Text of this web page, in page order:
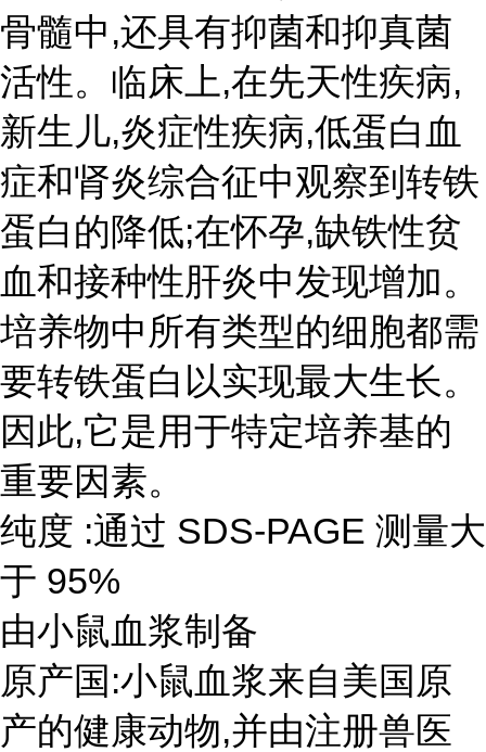
骨髓中,还具有抑菌和抑真菌
活性。临床上,在先天性疾病,
新生儿,炎症性疾病,低蛋白血
症和肾炎综合征中观察到转铁
蛋白的降低;在怀孕,缺铁性贫
血和接种性肝炎中发现增加。
培养物中所有类型的细胞都需
要转铁蛋白以实现最大生长。
因此,它是用于特定培养基的
重要因素。
纯度 :通过 SDS-PAGE 测量大
于 95%
由小鼠血浆制备
原产国:小鼠血浆来自美国原
产的健康动物,并由注册兽医